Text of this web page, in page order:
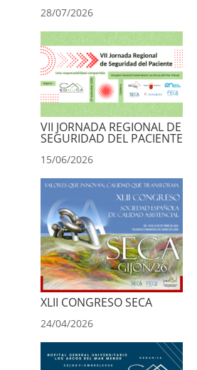
28/07/2026
VII JORNADA REGIONAL DE
SEGURIDAD DEL PACIENTE
15/06/2026
XLII CONGRESO SECA
24/04/2026